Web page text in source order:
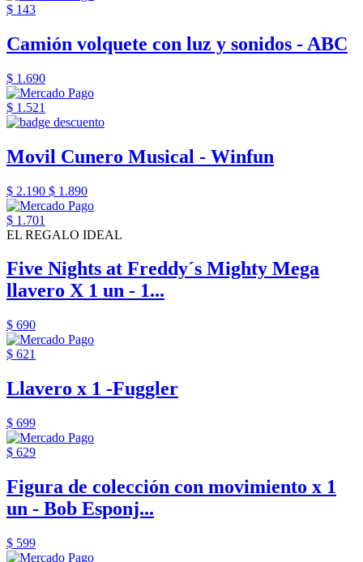
$ 143
Camión volquete con luz y sonidos - ABC
$ 1.690
$ 1.521
Movil Cunero Musical - Winfun
$ 2.190 $ 1.890
$ 1.701
EL REGALO IDEAL
Five Nights at Freddy´s Mighty Mega
llavero X 1 un - 1...
$ 690
$ 621
Llavero x 1 -Fuggler
$ 699
$ 629
Figura de colección con movimiento x 1
un - Bob Esponj...
$ 599